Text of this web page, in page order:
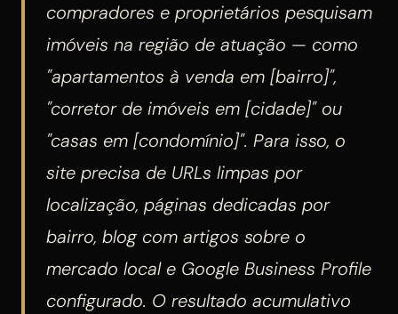
compradores e proprietários pesquisam
imóveis na região de atuação — como
"apartamentos à venda em [bairro]",
"corretor de imóveis em [cidade]" ou
"casas em [condomínio]". Para isso, o
site precisa de URLs limpas por
localização, páginas dedicadas por
bairro, blog com artigos sobre o
mercado local e Google Business Profile
configurado. O resultado acumulativo